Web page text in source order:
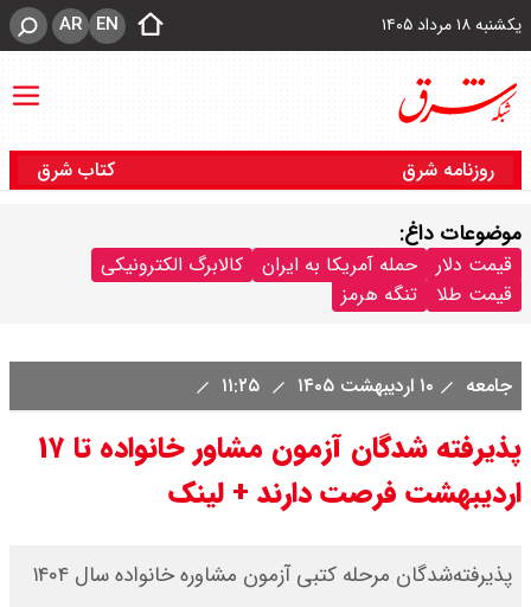
یکشنبه ۱۸ مرداد ۱۴۰۵ EN
AR
روزنامه شرق کتاب شرق
موضوعات داغ:
قیمت دلار حمله آمریکا به ایران
کالابرگ الکترونیکی
قیمت طلا
تنگه هرمز
جامعه ۱۰ اردیبهشت ۱۴۰۵
پذیرفته شدگان آزمون مشاور خانواده تا ۱۷
اردیبهشت فرصت دارند + لینک
پذیرفته‌شدگان مرحله کتبی آزمون مشاوره خانواده سال ۱۴۰۴